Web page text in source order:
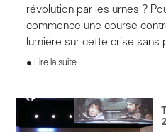
révolution par les urnes ?
commence une course
lumière sur cette crise sans
Lire la suite